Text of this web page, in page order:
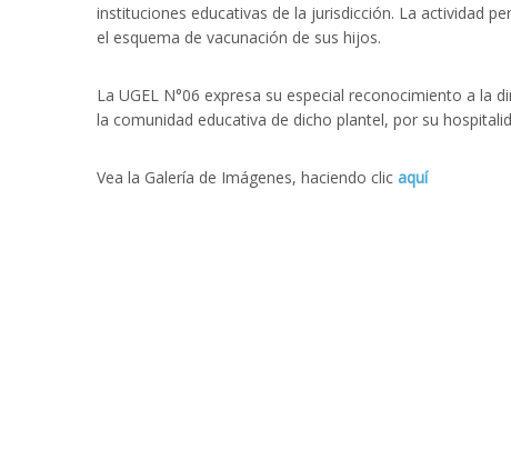
instituciones educativas de la jurisdicción. La actividad
el esquema de vacunación de sus hijos.
La UGEL N°06 expresa su especial reconocimiento a la
la comunidad educativa de dicho plantel, por su
Vea la Galería de Imágenes, haciendo clic aquí